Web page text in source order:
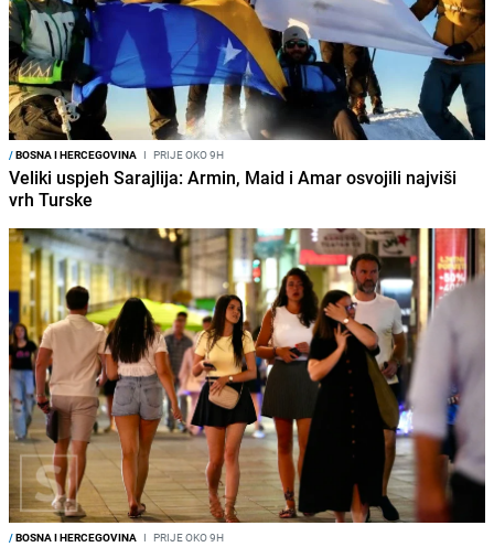
/BOSNA I HERCEGOVINA I PRIJE OKO 9H
Veliki uspjeh Sarajlija: Armin, Maid i Amar osvojili najviši
vrh Turske
/BOSNA I HERCEGOVINA I PRIJE OKO 9H